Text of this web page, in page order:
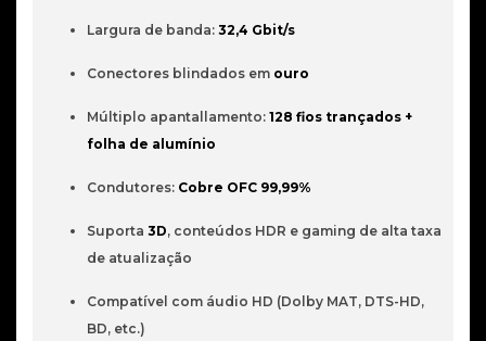
Largura de banda: 32,4 Gbit/s
Conectores blindados em ouro
Múltiplo apantallamento: 128 fios trançados +
folha de alumínio
Condutores: Cobre OFC 99,99%
Suporta 3D, conteúdos HDR e gaming de alta taxa
de atualização
Compatível com áudio HD (Dolby MAT, DTS-HD,
BD, etc.)